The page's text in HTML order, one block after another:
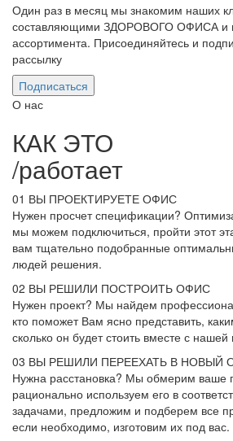
Один раз в месяц мы знакомим наших
составляющими ЗДОРОВОГО ОФИСА и
ассортимента. Присоединяйтесь и
рассылку
Подписаться
О нас
КАК ЭТО
/работает
01 ВЫ ПРОЕКТИРУЕТЕ ОФИС
Нужен просчет спецификации?
мы можем подключиться, пройти этот
вам тщательно подобранные
людей решения.
02 ВЫ РЕШИЛИ ПОСТРОИТЬ ОФИС
Нужен проект? Мы найдем
кто поможет Вам ясно представить,
сколько он будет стоить вместе с
03 ВЫ РЕШИЛИ ПЕРЕЕХАТЬ В НОВЫЙ
Нужна расстановка? Мы обмерим ваше
рационально используем его в
задачами, предложим и подберем все
если необходимо, изготовим их под вас.